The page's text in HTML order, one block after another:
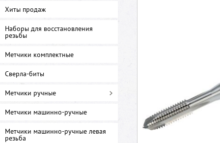
Хиты продаж
Наборы для восстановления
резьбы
Метчики комплектные
Сверла-биты
Метчики ручные
Метчики машинно-ручные
Метчики машинно-ручные левая
резьба